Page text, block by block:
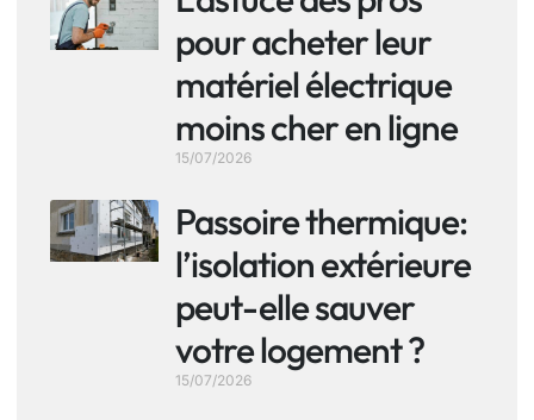
pour acheter leur
matériel électrique
moins cher en ligne
15/07/2026
Passoire thermique:
l’isolation extérieure
peut-elle sauver
votre logement ?
15/07/2026